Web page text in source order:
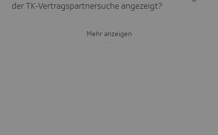
der TK-Vertrags­part­ner­suche ange­zeigt?
Mehr anzeigen